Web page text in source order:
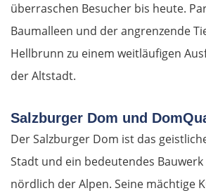
überraschen Besucher bis heute.
Baumalleen und der angrenzende
Hellbrunn zu einem weitläufigen
der Altstadt.
Salzburger Dom und
Der Salzburger Dom ist das
Stadt und ein bedeutendes
nördlich der Alpen. Seine mächtige